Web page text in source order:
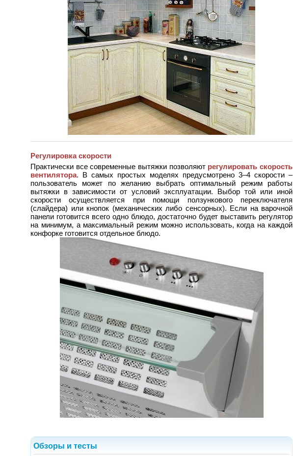
Регулировка скорости
Практически все современные вытяжки позволяют регулировать скорость
вентилятора. В самых простых моделях предусмотрено 3–4 скорости –
пользователь может по желанию выбрать оптимальный режим работы
вытяжки в зависимости от условий эксплуатации. Выбор той или иной
скорости осуществляется при помощи ползункового переключателя
(слайдера) или кнопок (механических либо сенсорных). Если на варочной
панели готовится всего одно блюдо, достаточно будет выставить регулятор
на минимум, а максимальный режим можно использовать, когда на каждой
конфорке готовится отдельное блюдо.
Обзоры и тесты